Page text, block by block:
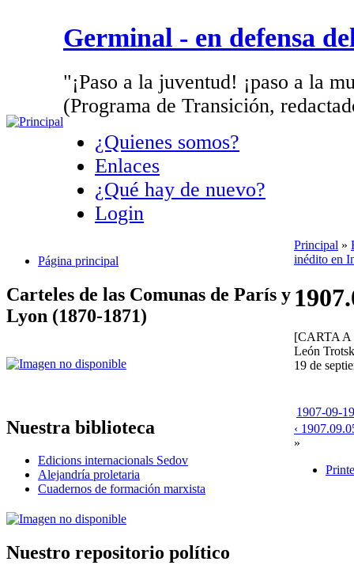
Germinal - en defensa
"¡Paso a la juventud! ¡paso a la
(Programa de Transición,
¿Quienes somos?
Enlaces
¿Qué hay de nuevo?
Login
Página principal
Carteles de las Comunas de París y
Lyon (1870-1871)
Nuestra biblioteca
Edicions internacionals Sedov
Alejandría proletaria
Cuadernos de formación marxista
Nuestro repositorio político
Principal »
inédito en
[CARTA
León
19 de
1907-09-
‹
»